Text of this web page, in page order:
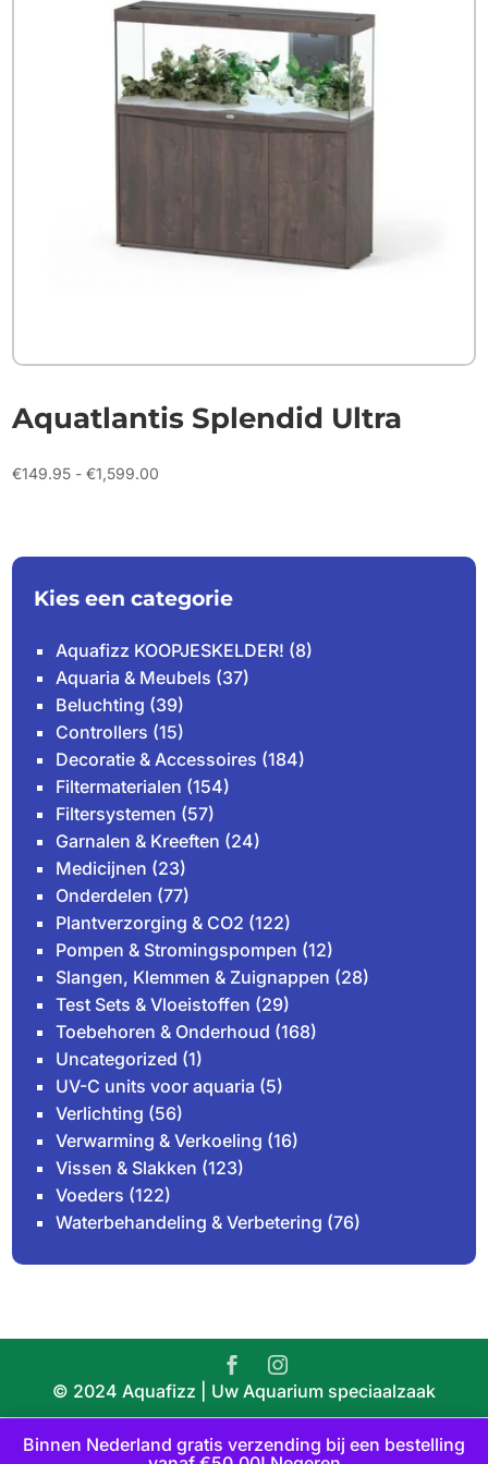
Binnen Nederland gratis verzending bij een bestelling
Aquatlantis Splendid Ultra
€149.95 - €1,599.00
Kies een categorie
Aquafizz KOOPJESKELDER! (8)
Aquaria & Meubels (37)
Beluchting (39)
Controllers (15)
Decoratie & Accessoires (184)
Filtermaterialen (154)
Filtersystemen (57)
Garnalen & Kreeften (24)
Medicijnen (23)
Onderdelen (77)
Plantverzorging & CO2 (122)
Pompen & Stromingspompen (12)
Slangen, Klemmen & Zuignappen (28)
Test Sets & Vloeistoffen (29)
Toebehoren & Onderhoud (168)
Uncategorized (1)
UV-C units voor aquaria (5)
Verlichting (56)
Verwarming & Verkoeling (16)
Vissen & Slakken (123)
Voeders (122)
Waterbehandeling & Verbetering (76)
© 2024 Aquafizz | Uw Aquarium speciaalzaak